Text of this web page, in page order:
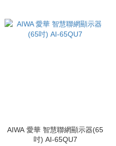
AIWA 愛華 智慧聯網顯示器(65
吋) AI-65QU7